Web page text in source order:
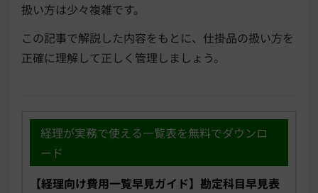
扱い方は少々複雑です。
この記事で解説した内容をもとに、仕掛品の扱い方を
正確に理解して正しく管理しましょう。
経理が実務で使える一覧表を無料でダウンロ
ード
【経理向け費用一覧早見ガイド】勘定科目早見表